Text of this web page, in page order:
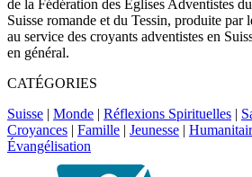
de la Fédération des Églises Adventistes
Suisse romande et du Tessin, produite par
au service des croyants adventistes en
en général.
CATÉGORIES
Suisse | Monde | Réflexions Spirituelles |
Croyances | Famille | Jeunesse |
Évangélisation